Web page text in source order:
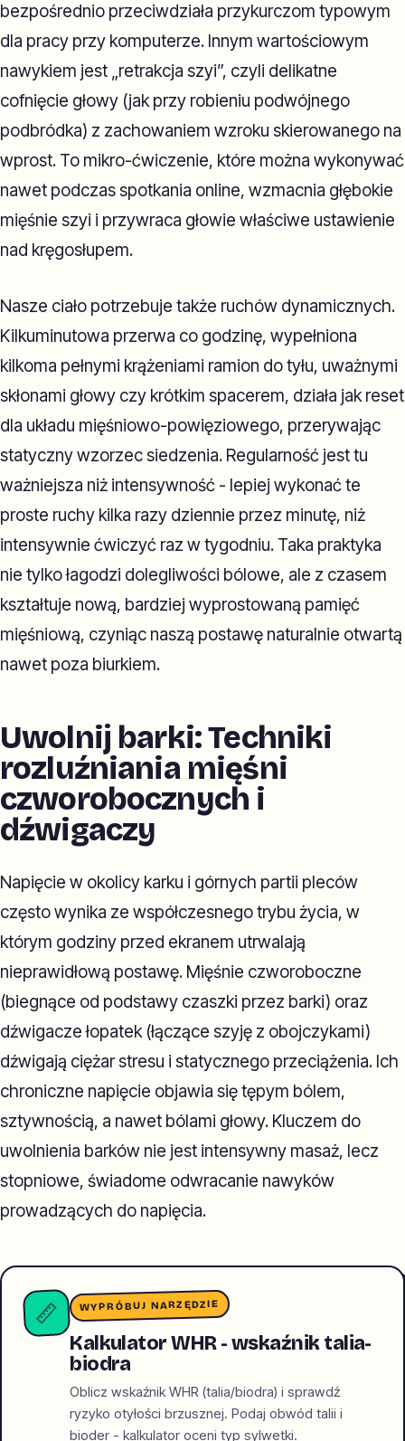
bezpośrednio przeciwdziała przykurczom typowym
dla pracy przy komputerze. Innym wartościowym
nawykiem jest „retrakcja szyi”, czyli delikatne
cofnięcie głowy (jak przy robieniu podwójnego
podbródka) z zachowaniem wzroku skierowanego na
wprost. To mikro-ćwiczenie, które można wykonywać
nawet podczas spotkania online, wzmacnia głębokie
mięśnie szyi i przywraca głowie właściwe ustawienie
nad kręgosłupem.
Nasze ciało potrzebuje także ruchów dynamicznych.
Kilkuminutowa przerwa co godzinę, wypełniona
kilkoma pełnymi krążeniami ramion do tyłu, uważnymi
skłonami głowy czy krótkim spacerem, działa jak reset
dla układu mięśniowo-powięziowego, przerywając
statyczny wzorzec siedzenia. Regularność jest tu
ważniejsza niż intensywność - lepiej wykonać te
proste ruchy kilka razy dziennie przez minutę, niż
intensywnie ćwiczyć raz w tygodniu. Taka praktyka
nie tylko łagodzi dolegliwości bólowe, ale z czasem
kształtuje nową, bardziej wyprostowaną pamięć
mięśniową, czyniąc naszą postawę naturalnie otwartą
nawet poza biurkiem.
Uwolnij barki: Techniki
rozluźniania mięśni
czworobocznych i
dźwigaczy
Napięcie w okolicy karku i górnych partii pleców
często wynika ze współczesnego trybu życia, w
którym godziny przed ekranem utrwalają
nieprawidłową postawę. Mięśnie czworoboczne
(biegnące od podstawy czaszki przez barki) oraz
dźwigacze łopatek (łączące szyję z obojczykami)
dźwigają ciężar stresu i statycznego przeciążenia. Ich
chroniczne napięcie objawia się tępym bólem,
sztywnością, a nawet bólami głowy. Kluczem do
uwolnienia barków nie jest intensywny masaż, lecz
stopniowe, świadome odwracanie nawyków
prowadzących do napięcia.
📏 WYPRÓBUJ NARZĘDZIE
Kalkulator WHR - wskaźnik talia-
biodra
Oblicz wskaźnik WHR (talia/biodra) i sprawdź
ryzyko otyłości brzusznej. Podaj obwód talii i
bioder - kalkulator oceni typ sylwetki.